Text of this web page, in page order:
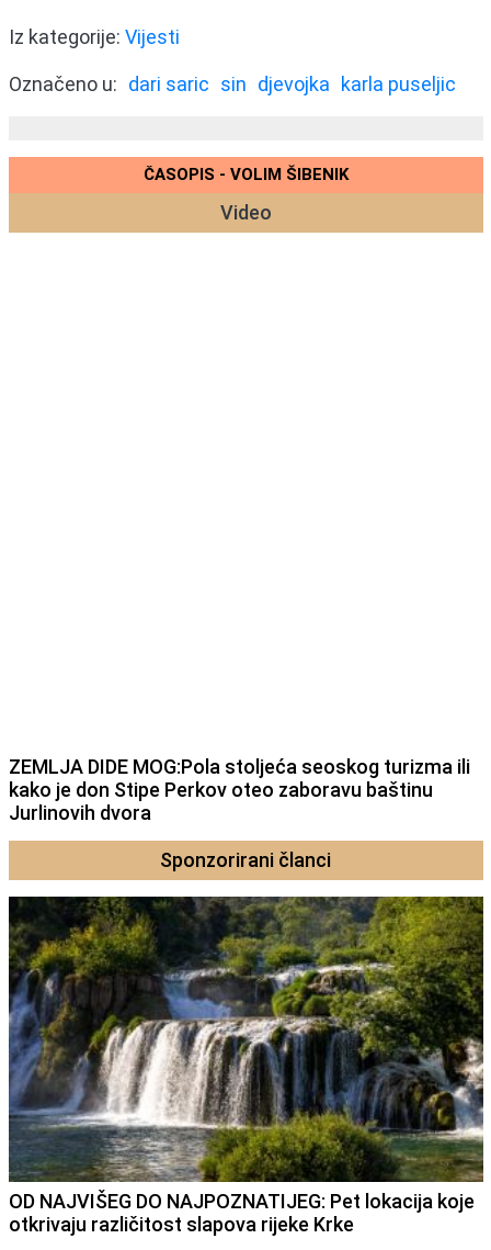
Iz kategorije: Vijesti
Označeno u: dari saric sin djevojka karla puseljic
ČASOPIS - VOLIM ŠIBENIK
Video
ZEMLJA DIDE MOG:Pola stoljeća seoskog turizma ili
kako je don Stipe Perkov oteo zaboravu baštinu
Jurlinovih dvora
Sponzorirani članci
OD NAJVIŠEG DO NAJPOZNATIJEG: Pet lokacija koje
otkrivaju različitost slapova rijeke Krke